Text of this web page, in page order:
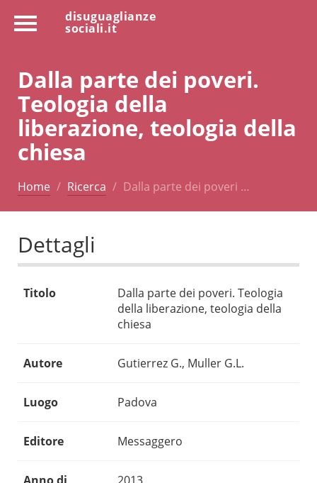
disuguaglianze
sociali.it
Dalla parte dei poveri.
Teologia della
liberazione, teologia della
chiesa
Home Ricerca Dalla parte dei poveri …
Dettagli
Titolo
Dalla parte dei poveri. Teologia
della liberazione, teologia della
chiesa
Autore Gutierrez G., Muller G.L.
Luogo Padova
Editore Messaggero